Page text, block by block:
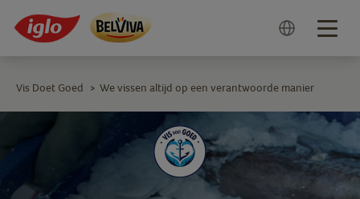
Vis Doet Goed > We vissen altijd op een verantwoorde manier